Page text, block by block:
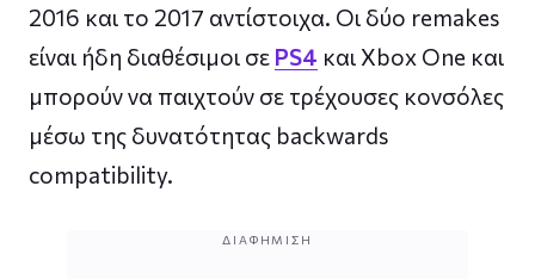
2016 και το 2017 αντίστοιχα. Οι δύο remakes
είναι ήδη διαθέσιμοι σε PS4 και Xbox One και
μπορούν να παιχτούν σε τρέχουσες κονσόλες
μέσω της δυνατότητας backwards
compatibility.
ΔΙΑΦΉΜΙΣΗ